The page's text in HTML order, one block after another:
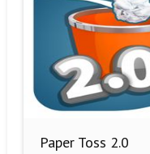
Paper Toss 2.0